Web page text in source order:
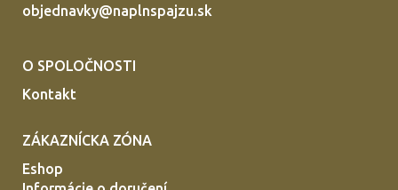
objednavky@naplnspajzu.sk
O SPOLOČNOSTI
Kontakt
ZÁKAZNÍCKA ZÓNA
Eshop